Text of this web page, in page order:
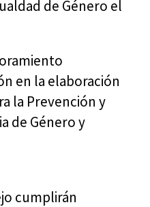
de Género el
en la elaboración
la Prevención y
de Género y
cumplirán